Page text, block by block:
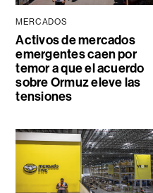
MERCADOS
Activos de mercados
emergentes caen por
temor a que el acuerdo
sobre Ormuz eleve las
tensiones